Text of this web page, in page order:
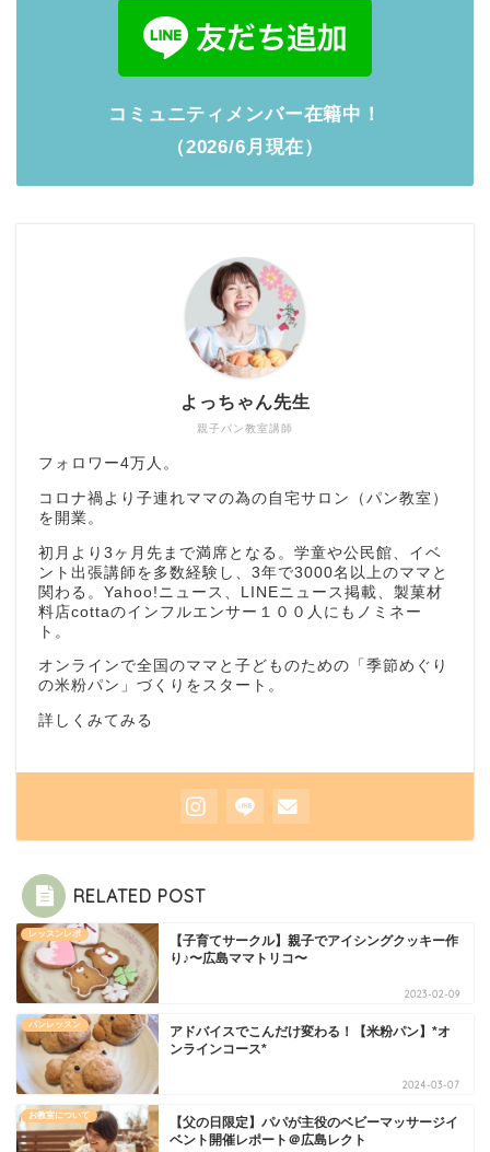
コミュニティメンバー在籍中！
（2026/6月現在）
親子パン教室講師
よっちゃん先生
フォロワー4万人。
コロナ禍より子連れママの為の自宅サロン（パン教室）
を開業。
初月より3ヶ月先まで満席となる。学童や公民館、イベ
ント出張講師を多数経験し、3年で3000名以上のママと
関わる。Yahoo!ニュース、LINEニュース掲載、製菓材
料店cottaのインフルエンサー１００人にもノミネー
ト。
オンラインで全国のママと子どものための「季節めぐり
の米粉パン」づくりをスタート。
詳しくみてみる
RELATED POST
レッスンレポ
【子育てサークル】親子でアイシングクッキー作
り♪〜広島ママトリコ〜
2023-02-09
パンレッスン
アドバイスでこんだけ変わる！【米粉パン】*オ
ンラインコース*
2024-03-07
お教室について
【父の日限定】パパが主役のベビーマッサージイ
ベント開催レポート＠広島レクト